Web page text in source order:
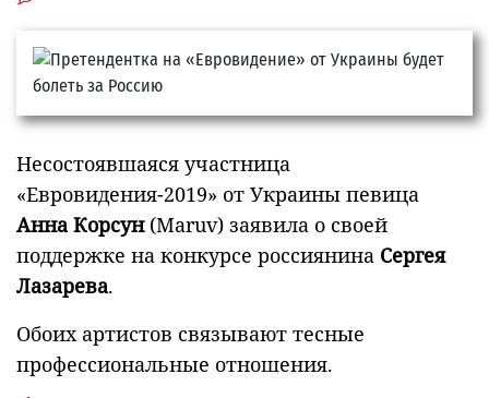
Несостоявшаяся участница
«Евровидения-2019» от Украины певица
Анна Корсун(Maruv) заявила о своей
поддержке на конкурсе россиянина Сергея
Лазарева.
Обоих артистов связывают тесные
профессиональные отношения.